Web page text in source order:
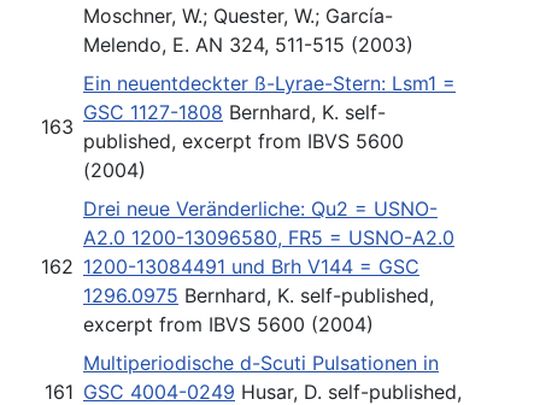
Moschner, W.; Quester, W.; García-
Melendo, E. AN 324, 511-515 (2003)
163
Ein neuentdeckter ß-Lyrae-Stern: Lsm1 =
GSC 1127-1808 Bernhard, K. self-
published, excerpt from IBVS 5600
(2004)
162
Drei neue Veränderliche: Qu2 = USNO-
A2.0 1200-13096580, FR5 = USNO-A2.0
1200-13084491 und Brh V144 = GSC
1296.0975 Bernhard, K. self-published,
excerpt from IBVS 5600 (2004)
161
Multiperiodische d-Scuti Pulsationen in
GSC 4004-0249 Husar, D. self-published,